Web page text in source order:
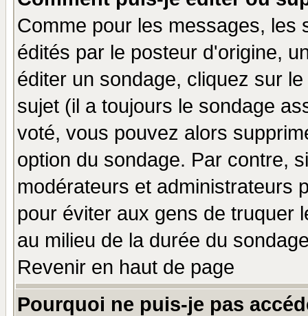
Comme pour les messages, les
édités par le posteur d'origine,
éditer un sondage, cliquez sur
sujet (il a toujours le sondage
voté, vous pouvez alors
option du sondage. Par contre,
modérateurs et administrateurs
pour éviter aux gens de truquer
au milieu de la durée du
Revenir en haut de page
Pourquoi ne puis-je pas